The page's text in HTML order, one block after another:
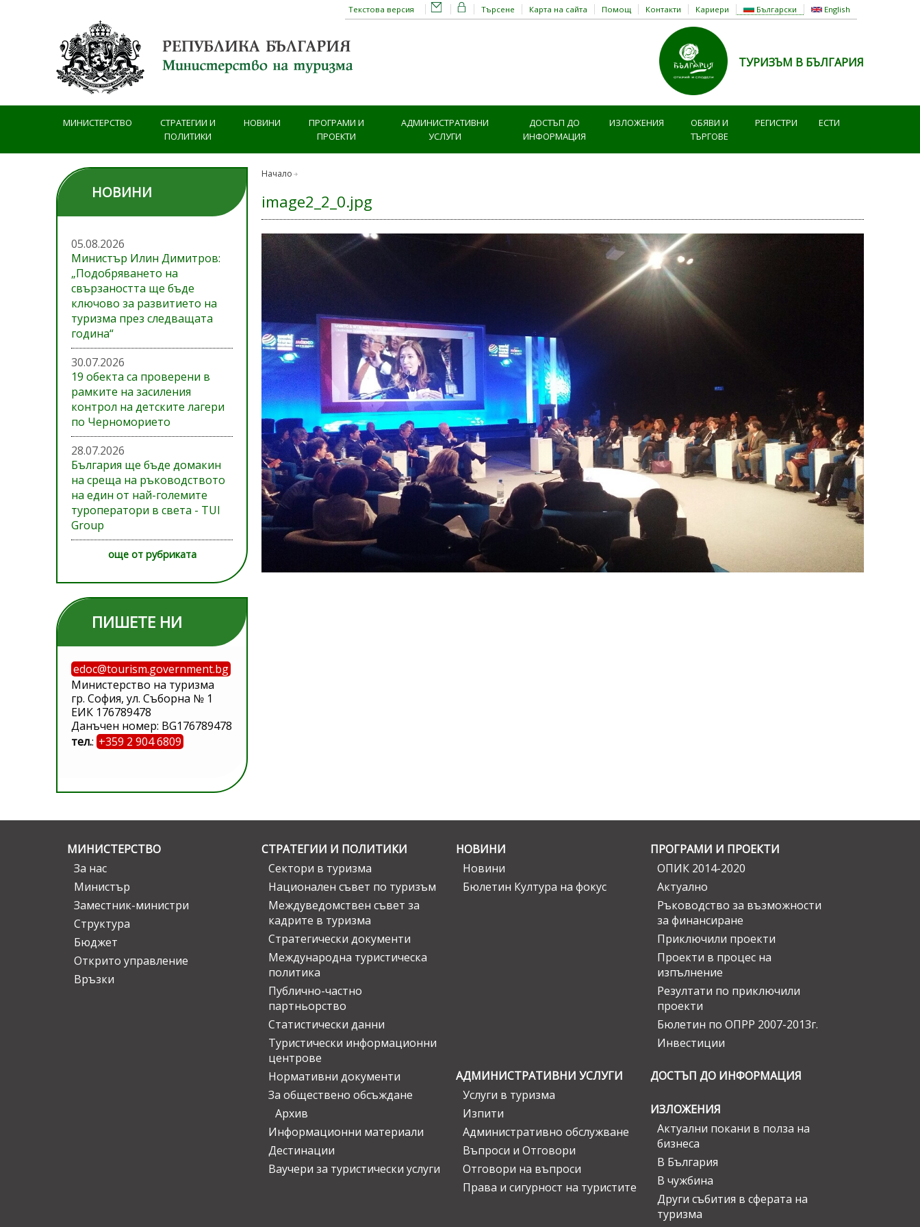
Български English
Търсене Карта на сайта Помощ Контакти Кариери
Текстова версия
ТУРИЗЪМ В БЪЛГАРИЯ
МИНИСТЕРСТВО
СТРАТЕГИИ И
ПОЛИТИКИ
НОВИНИ
ПРОГРАМИ И
ПРОЕКТИ
АДМИНИСТРАТИВНИ
УСЛУГИ
ДОСТЪП ДО
ИНФОРМАЦИЯ
ИЗЛОЖЕНИЯ
ОБЯВИ И
ТЪРГОВЕ
РЕГИСТРИ ЕСТИ
НОВИНИ
05.08.2026
Министър Илин Димитров:
„Подобряването на
свързаността ще бъде
ключово за развитието на
туризма през следващата
година“
30.07.2026
19 обекта са проверени в
рамките на засиления
контрол на детските лагери
по Черноморието
28.07.2026
България ще бъде домакин
на среща на ръководството
на един от най-големите
туроператори в света - TUI
Group
още от рубриката
ПИШЕТЕ НИ
edoc@tourism.government.bg
Министерство на туризма
гр. София, ул. Съборна № 1
ЕИК 176789478
Данъчен номер: BG176789478
тел.: +359 2 904 6809
Начало
image2_2_0.jpg
МИНИСТЕРСТВО
За нас
Министър
Заместник-министри
Структура
Бюджет
Открито управление
Връзки
СТРАТЕГИИ И ПОЛИТИКИ
Сектори в туризма
Национален съвет по туризъм
Междуведомствен съвет за
кадрите в туризма
Стратегически документи
Международна туристическа
политика
Публично-частно
партньорство
Статистически данни
Туристически информационни
центрове
Нормативни документи
За обществено обсъждане
Архив
Информационни материали
Дестинации
Ваучери за туристически услуги
НОВИНИ
Новини
Бюлетин Култура на фокус
ПРОГРАМИ И ПРОЕКТИ
ОПИК 2014-2020
Актуално
Ръководство за възможности
за финансиране
Приключили проекти
Проекти в процес на
изпълнение
Резултати по приключили
проекти
Бюлетин по ОПРР 2007-2013г.
Инвестиции
АДМИНИСТРАТИВНИ УСЛУГИ
Услуги в туризма
Изпити
Административно обслужване
Въпроси и Отговори
Отговори на въпроси
Права и сигурност на туристите
ДОСТЪП ДО ИНФОРМАЦИЯ
ИЗЛОЖЕНИЯ
Актуални покани в полза на
бизнеса
В България
В чужбина
Други събития в сферата на
туризма